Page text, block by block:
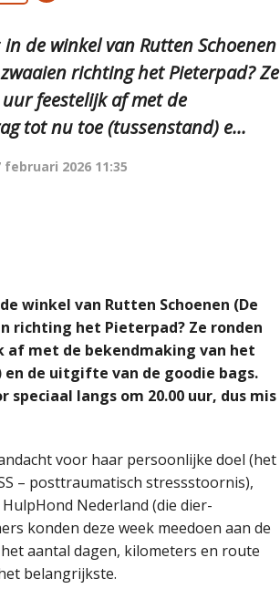
de winkel van Rutten Schoenen
richting het Pieterpad? Ze
feestelijk af met de
tot nu toe (tussenstand) e...
februari 2026 11:35
winkel van Rutten Schoenen (De
richting het Pieterpad? Ze ronden
af met de bekendmaking van het
de uitgifte van de goodie bags.
langs om 20.00 uur, dus mis
voor haar persoonlijke doel (het
– posttraumatisch stressstoornis),
Nederland (die dier-
konden deze week meedoen aan de
aantal dagen, kilometers en route
belangrijkste.